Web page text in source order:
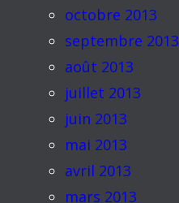
octobre 2013
septembre 2013
août 2013
juillet 2013
juin 2013
mai 2013
avril 2013
mars 2013